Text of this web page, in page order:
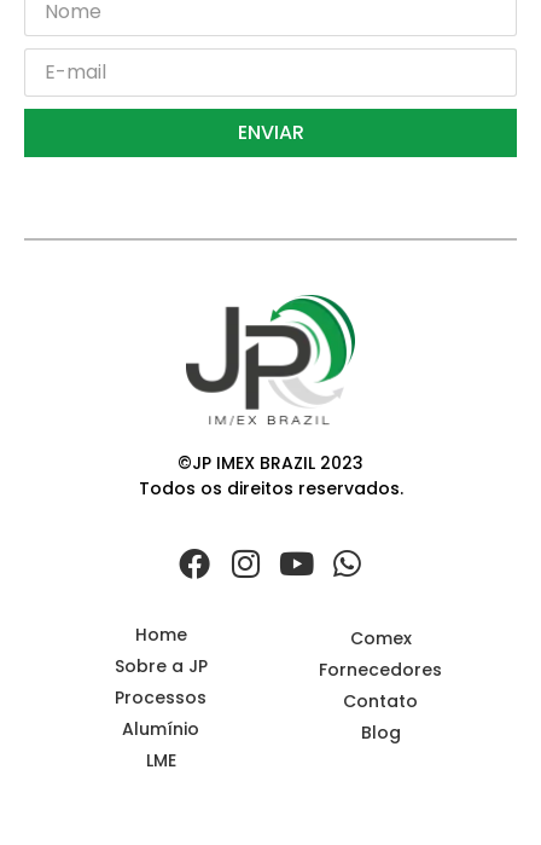
ENVIAR
©JP IMEX BRAZIL 2023
Todos os direitos reservados.
Home
Sobre a JP
Processos
Alumínio
LME
Comex
Fornecedores
Contato
Blog